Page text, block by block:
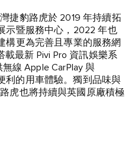
捷豹路虎於 2019 年持續拓
示暨服務中心，2022 年也
構更為完善且專業的服務網
最新 Pivi Pro 資訊娛樂系
線 Apple CarPlay 與
利的用車體驗。獨到品味與
虎也將持續與英國原廠積極